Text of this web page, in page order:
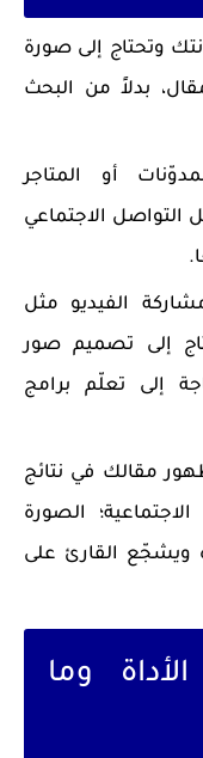
وتحتاج إلى صورة
بدلاً من البحث
أو المتاجر
التواصل الاجتماعي
الفيديو مثل
إلى تصميم صور
إلى تعلّم برامج
مقالك في نتائج
الصورة
ويشجّع القارئ على
وما